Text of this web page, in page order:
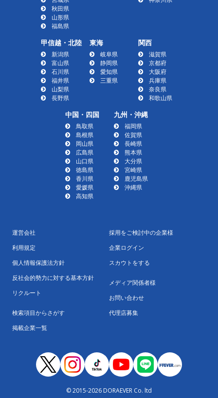
秋田県
山形県
福島県
甲信越・北陸
新潟県
富山県
石川県
福井県
山梨県
長野県
東海
岐阜県
静岡県
愛知県
三重県
関西
滋賀県
京都府
大阪府
兵庫県
奈良県
和歌山県
中国・四国
鳥取県
島根県
岡山県
広島県
山口県
徳島県
香川県
愛媛県
高知県
九州・沖縄
福岡県
佐賀県
長崎県
熊本県
大分県
宮崎県
鹿児島県
沖縄県
運営会社
利用規定
個人情報保護法方針
反社会的勢力に対する基本方針
リクルート
検索項目からさがす
掲載企業一覧
採用をご検討中の企業様
企業ログイン
スカウトをする
メディア関係者様
お問い合わせ
代理店募集
© 2015-2026 DORAEVER Co. ltd